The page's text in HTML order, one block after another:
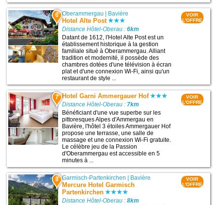
6 Oberammergau | Bavière
Hotel Alte Post
Distance Hôtel-Oberau :6km
Datant de 1612, l'Hotel Alte Post est un
établissement historique à la gestion
familiale situé à Oberammergau. Alliant
tradition et modernité, il possède des
chambres dotées d'une télévision à écran
plat et d'une connexion Wi-Fi, ainsi qu'un
restaurant de style ...
VOIR
L'OFFRE
7 Hotel Garni Ammergauer Hof
Distance Hôtel-Oberau : 7km
Bénéficiant d'une vue superbe sur les
pittoresques Alpes d'Ammergau en
Bavière, l'hôtel 3 étoiles Ammergauer Hof
propose une terrasse, une salle de
massage et une connexion Wi-Fi gratuite.
Le célèbre jeu de la Passion
d'Oberammergau est accessible en 5
minutes à ...
VOIR
L'OFFRE
8 Garmisch-Partenkirchen Bavière
Mercure Hotel Garmisch
Partenkirchen
Distance Hôtel-Oberau :8km
VOIR
L'OFFRE